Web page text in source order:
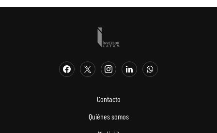
Contacto
Quiénes somos